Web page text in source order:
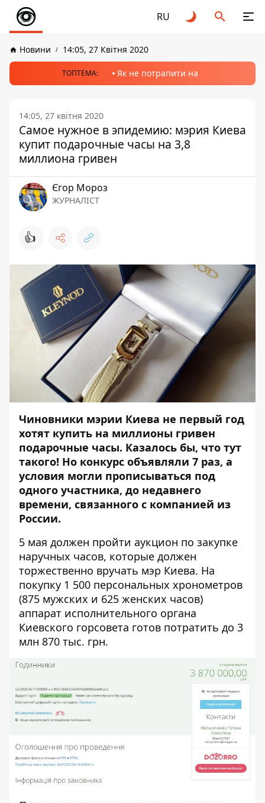
RU
Новини 14:05, 27 Квітня 2020
ТОПТЕМА: Як не потрапити на
14:05, 27 квітня 2020
Самое нужное в эпидемию: мэрия Киева
купит подарочные часы на 3,8
миллиона гривен
Єгор Мороз
ЖУРНАЛІСТ
👍
Чиновники мэрии Киева не первый год
хотят купить на миллионы гривен
подарочные часы. Казалось бы, что тут
такого! Но конкурс объявляли 7 раз, а
условия могли прописываться под
одного участника, до недавнего
времени, связанного с компанией из
России.
5 мая должен пройти аукцион по закупке
наручных часов, которые должен
торжественно вручать мэр Киева. На
покупку 1 500 персональных хронометров
(875 мужских и 625 женских часов)
аппарат исполнительного органа
Киевского горсовета готов потратить до 3
млн 870 тыс. грн.